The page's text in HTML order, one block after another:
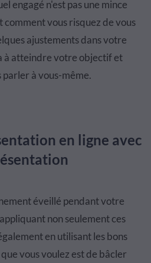
engagé n'est pas une mince
vous risquez de vous
ajustements dans votre
à atteindre votre objectif et
à vous-même.
en ligne avec
éveillé pendant votre
non seulement ces
en utilisant les bons
vous voulez est de bâcler